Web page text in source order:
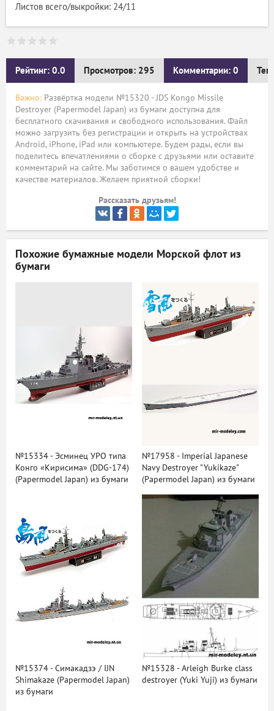
Листов всего/выкройки: 24/11
Рейтинг: 0.0 Просмотров: 295 Комментарии: 0
Важно: Развёртка модели №15320 - JDS Kongo Missile
Destroyer (Papermodel Japan) из бумаги доступна для
бесплатного скачивания и свободного использования. Файл
можно загрузить без регистрации и открыть на устройствах
Android, iPhone, iPad или компьютере. Будем рады, если вы
поделитесь впечатлениями о сборке с друзьями или оставите
комментарий на сайте. Мы заботимся о вашем удобстве и
качестве материалов. Желаем приятной сборки!
Рассказать друзьям!
Похожие бумажные модели Морской флот из
бумаги
№15334 - Эсминец УРО типа
Конго «Кирисима» (DDG-174)
(Papermodel Japan) из бумаги
№17958 - Imperial Japanese
Navy Destroyer "Yukikaze"
(Papermodel Japan) из бумаги
№15374 - Симакадзэ / IJN
Shimakaze (Papermodel Japan)
из бумаги
№15328 - Arleigh Burke class
destroyer (Yuki Yuji) из бумаги